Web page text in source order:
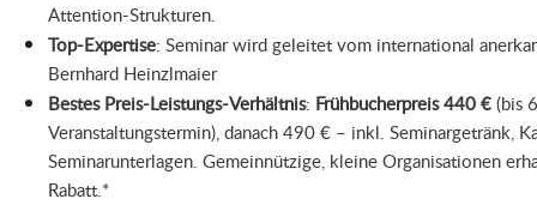
Attention-Strukturen.
Top-Expertise: Seminar wird geleitet vom international
Bernhard Heinzlmaier
Bestes Preis-Leistungs-Verhältnis: Frühbucherpreis 440 € (bis
Veranstaltungstermin), danach 490 € – inkl. Seminargetränk,
Seminarunterlagen. Gemeinnützige, kleine Organisationen
Rabatt.*